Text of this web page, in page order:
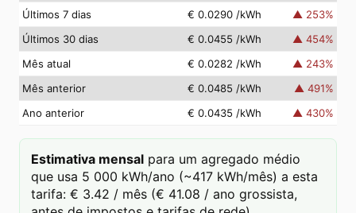
Últimos 7 dias
€ 0.0290 /kWh ▲ 253%
Últimos 30 dias
€ 0.0455 /kWh ▲ 454%
Mês atual
€ 0.0282 /kWh ▲ 243%
Mês anterior
€ 0.0485 /kWh ▲ 491%
Ano anterior
€ 0.0435 /kWh ▲ 430%
Estimativa mensal para um agregado médio
que usa 5 000 kWh/ano (~417 kWh/mês) a esta
tarifa: € 3.42 / mês (€ 41.08 / ano grossista,